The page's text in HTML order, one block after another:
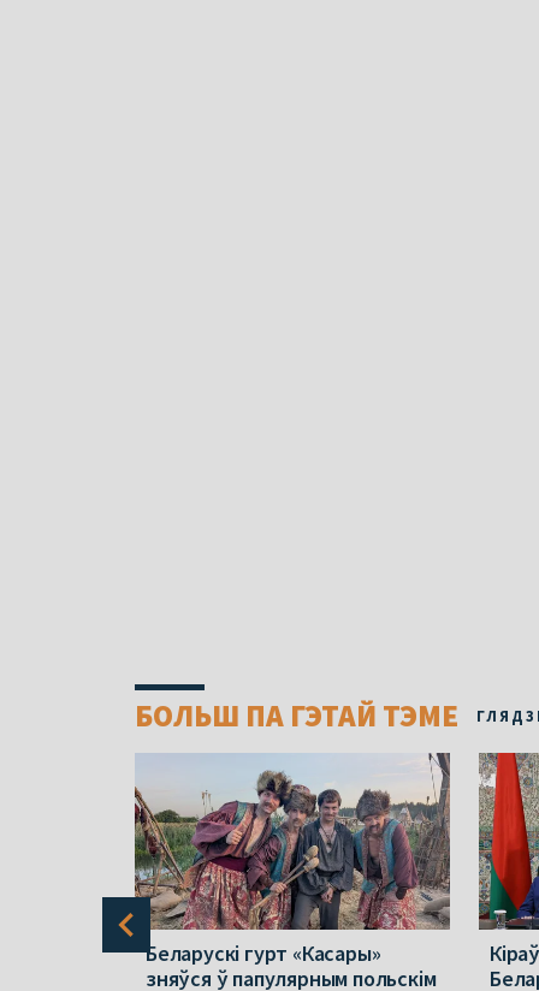
БОЛЬШ ПА ГЭТАЙ ТЭМЕ
Беларускі гурт «Касары»
зняўся ў папулярным польскім